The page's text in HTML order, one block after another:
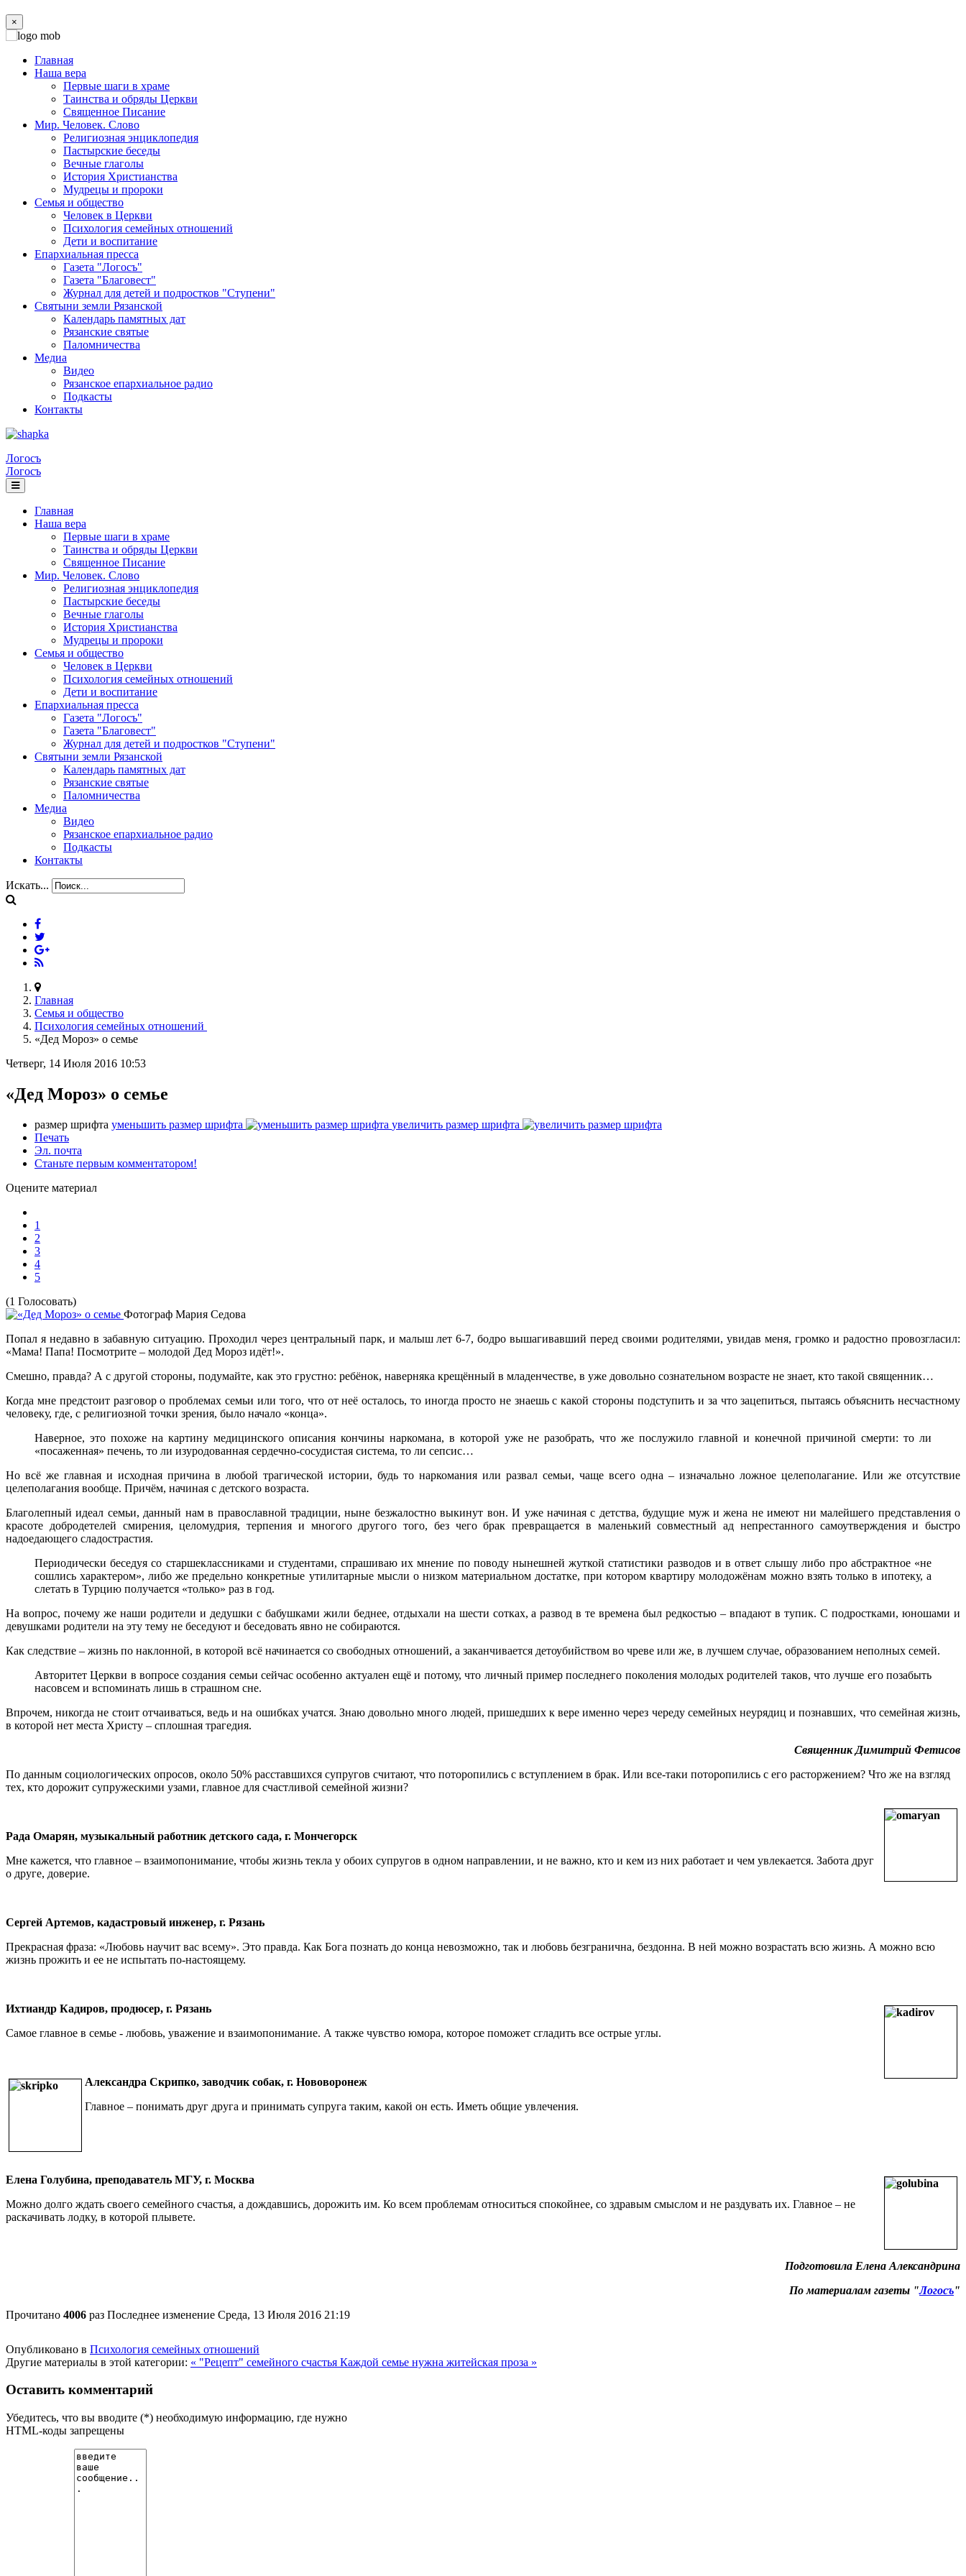
×
Главная
Наша вера
Первые шаги в храме
Таинства и обряды Церкви
Священное Писание
Мир. Человек. Слово
Религиозная энциклопедия
Пастырские беседы
Вечные глаголы
История Христианства
Мудрецы и пророки
Семья и общество
Человек в Церкви
Психология семейных отношений
Дети и воспитание
Епархиальная пресса
Газета "Логосъ"
Газета "Благовест"
Журнал для детей и подростков "Ступени"
Святыни земли Рязанской
Календарь памятных дат
Рязанские святые
Паломничества
Медиа
Видео
Рязанское епархиальное радио
Подкасты
Контакты
Логосъ
Логосъ
Главная
Наша вера
Первые шаги в храме
Таинства и обряды Церкви
Священное Писание
Мир. Человек. Слово
Религиозная энциклопедия
Пастырские беседы
Вечные глаголы
История Христианства
Мудрецы и пророки
Семья и общество
Человек в Церкви
Психология семейных отношений
Дети и воспитание
Епархиальная пресса
Газета "Логосъ"
Газета "Благовест"
Журнал для детей и подростков "Ступени"
Святыни земли Рязанской
Календарь памятных дат
Рязанские святые
Паломничества
Медиа
Видео
Рязанское епархиальное радио
Подкасты
Контакты
Искать...
Главная
Семья и общество
Психология семейных отношений
«Дед Мороз» о семье
Четверг, 14 Июля 2016 10:53
«Дед Мороз» о семье
размер шрифта уменьшить размер шрифта
увеличить размер шрифта
Печать
Эл. почта
Станьте первым комментатором!
Оцените материал
1
2
3
4
5
(1 Голосовать)
Фотограф Мария Седова
Попал я недавно в забавную ситуацию. Проходил через центральный парк, и малыш лет 6-7, бодро вышагивавший перед своими родителями, увидав меня, громко и радостно провозгласил:
«Мама! Папа! Посмотрите – молодой Дед Мороз идёт!».
Смешно, правда? А с другой стороны, подумайте, как это грустно: ребёнок, наверняка крещённый в младенчестве, в уже довольно сознательном возрасте не знает, кто такой священник…
Когда мне предстоит разговор о проблемах семьи или того, что от неё осталось, то иногда просто не знаешь с какой стороны подступить и за что зацепиться, пытаясь объяснить несчастному
человеку, где, с религиозной точки зрения, было начало «конца».
Наверное, это похоже на картину медицинского описания кончины наркомана, в которой уже не разобрать, что же послужило главной и конечной причиной смерти: то ли
«посаженная» печень, то ли изуродованная сердечно-сосудистая система, то ли сепсис…
Но всё же главная и исходная причина в любой трагической истории, будь то наркомания или развал семьи, чаще всего одна – изначально ложное целеполагание. Или же отсутствие
целеполагания вообще. Причём, начиная с детского возраста.
Благолепный идеал семьи, данный нам в православной традиции, ныне безжалостно выкинут вон. И уже начиная с детства, будущие муж и жена не имеют ни малейшего представления о
красоте добродетелей смирения, целомудрия, терпения и многого другого того, без чего брак превращается в маленький совместный ад непрестанного самоутверждения и быстро
надоедающего сладострастия.
Периодически беседуя со старшеклассниками и студентами, спрашиваю их мнение по поводу нынешней жуткой статистики разводов и в ответ слышу либо про абстрактное «не
сошлись характером», либо же предельно конкретные утилитарные мысли о низком материальном достатке, при котором квартиру молодожёнам можно взять только в ипотеку, а
слетать в Турцию получается «только» раз в год.
На вопрос, почему же наши родители и дедушки с бабушками жили беднее, отдыхали на шести сотках, а развод в те времена был редкостью – впадают в тупик. С подростками, юношами и
девушками родители на эту тему не беседуют и беседовать явно не собираются.
Как следствие – жизнь по наклонной, в которой всё начинается со свободных отношений, а заканчивается детоубийством во чреве или же, в лучшем случае, образованием неполных семей.
Авторитет Церкви в вопросе создания семьи сейчас особенно актуален ещё и потому, что личный пример последнего поколения молодых родителей таков, что лучше его позабыть
насовсем и вспоминать лишь в страшном сне.
Впрочем, никогда не стоит отчаиваться, ведь и на ошибках учатся. Знаю довольно много людей, пришедших к вере именно через череду семейных неурядиц и познавших, что семейная жизнь,
в которой нет места Христу – сплошная трагедия.
Священник Димитрий Фетисов
По данным социологических опросов, около 50% расставшихся супругов считают, что поторопились с вступлением в брак. Или все-таки поторопились с его расторжением? Что же на взгляд
тех, кто дорожит супружескими узами, главное для счастливой семейной жизни?
Рада Омарян, музыкальный работник детского сада, г. Мончегорск
Мне кажется, что главное – взаимопонимание, чтобы жизнь текла у обоих супругов в одном направлении, и не важно, кто и кем из них работает и чем увлекается. Забота друг
о друге, доверие.
Сергей Артемов, кадастровый инженер, г. Рязань
Прекрасная фраза: «Любовь научит вас всему». Это правда. Как Бога познать до конца невозможно, так и любовь безгранична, бездонна. В ней можно возрастать всю жизнь. А можно всю
жизнь прожить и ее не испытать по-настоящему.
Ихтиандр Кадиров, продюсер, г. Рязань
Самое главное в семье - любовь, уважение и взаимопонимание. А также чувство юмора, которое поможет сгладить все острые углы.
Александра Скрипко, заводчик собак, г. Нововоронеж
Главное – понимать друг друга и принимать супруга таким, какой он есть. Иметь общие увлечения.
Елена Голубина, преподаватель МГУ, г. Москва
Можно долго ждать своего семейного счастья, а дождавшись, дорожить им. Ко всем проблемам относиться спокойнее, со здравым смыслом и не раздувать их. Главное – не
раскачивать лодку, в которой плывете.
Подготовила Елена Александрина
По материалам газеты "Логосъ"
Прочитано 4006 раз Последнее изменение Среда, 13 Июля 2016 21:19
Опубликовано в Психология семейных отношений
Другие материалы в этой категории: « "Рецепт" семейного счастья Каждой семье нужна житейская проза »
Оставить комментарий
Убедитесь, что вы вводите (*) необходимую информацию, где нужно
HTML-коды запрещены